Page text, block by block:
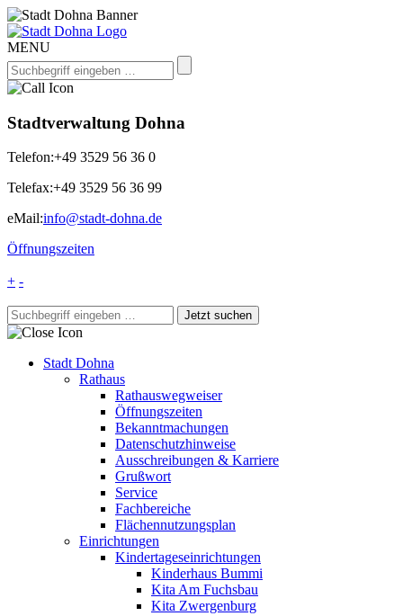
MENU
Stadtverwaltung Dohna
Telefon:+49 3529 56 36 0
Telefax:+49 3529 56 36 99
eMail:info@stadt-dohna.de
Öffnungszeiten
+ -
Stadt Dohna
Rathaus
Rathauswegweiser
Öffnungszeiten
Bekanntmachungen
Datenschutzhinweise
Ausschreibungen & Karriere
Grußwort
Service
Fachbereiche
Flächennutzungsplan
Einrichtungen
Kindertageseinrichtungen
Kinderhaus Bummi
Kita Am Fuchsbau
Kita Zwergenburg